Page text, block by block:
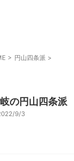
> 円山四条派 >
の円山四条派
9/3